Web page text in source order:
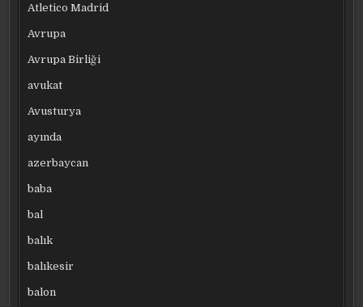
Atletico Madrid
Avrupa
Avrupa Birliği
avukat
Avusturya
ayında
azerbaycan
baba
bal
balık
balıkesir
balon